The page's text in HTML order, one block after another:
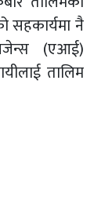
सहकार्यमा नै
(एआई)
तालिम